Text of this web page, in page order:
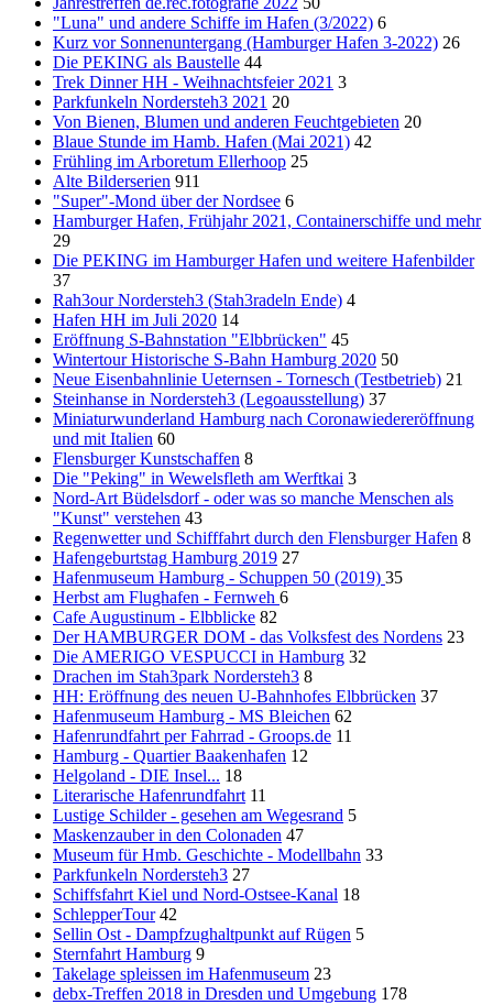
"Luna" und andere Schiffe im Hafen (3/2022) 6
Kurz vor Sonnenuntergang (Hamburger Hafen 3-2022) 26
Die PEKING als Baustelle 44
Trek Dinner HH - Weihnachtsfeier 2021 3
Parkfunkeln Nordersteh3 2021 20
Von Bienen, Blumen und anderen Feuchtgebieten 20
Blaue Stunde im Hamb. Hafen (Mai 2021) 42
Frühling im Arboretum Ellerhoop 25
Alte Bilderserien 911
"Super"-Mond über der Nordsee 6
Hamburger Hafen, Frühjahr 2021, Containerschiffe und mehr
29
Die PEKING im Hamburger Hafen und weitere Hafenbilder
37
Rah3our Nordersteh3 (Stah3radeln Ende) 4
Hafen HH im Juli 2020 14
Eröffnung S-Bahnstation "Elbbrücken" 45
Wintertour Historische S-Bahn Hamburg 2020 50
Neue Eisenbahnlinie Ueternsen - Tornesch (Testbetrieb) 21
Steinhanse in Nordersteh3 (Legoausstellung) 37
Miniaturwunderland Hamburg nach Coronawiedereröffnung
und mit Italien 60
Flensburger Kunstschaffen 8
Die "Peking" in Wewelsfleth am Werftkai 3
Nord-Art Büdelsdorf - oder was so manche Menschen als
"Kunst" verstehen 43
Regenwetter und Schifffahrt durch den Flensburger Hafen 8
Hafengeburtstag Hamburg 2019 27
Hafenmuseum Hamburg - Schuppen 50 (2019) 35
Herbst am Flughafen - Fernweh 6
Cafe Augustinum - Elbblicke 82
Der HAMBURGER DOM - das Volksfest des Nordens 23
Die AMERIGO VESPUCCI in Hamburg 32
Drachen im Stah3park Nordersteh3 8
HH: Eröffnung des neuen U-Bahnhofes Elbbrücken 37
Hafenmuseum Hamburg - MS Bleichen 62
Hafenrundfahrt per Fahrrad - Groops.de 11
Hamburg - Quartier Baakenhafen 12
Helgoland - DIE Insel... 18
Literarische Hafenrundfahrt 11
Lustige Schilder - gesehen am Wegesrand 5
Maskenzauber in den Colonaden 47
Museum für Hmb. Geschichte - Modellbahn 33
Parkfunkeln Nordersteh3 27
Schiffsfahrt Kiel und Nord-Ostsee-Kanal 18
SchlepperTour 42
Sellin Ost - Dampfzughaltpunkt auf Rügen 5
Sternfahrt Hamburg 9
Takelage spleissen im Hafenmuseum 23
debx-Treffen 2018 in Dresden und Umgebung 178